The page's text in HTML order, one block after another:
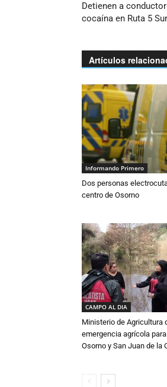
Detienen a
cocaína en Ruta 5 Sur
Artículos
Informando Primero
Dos personas
centro de Osorno
CAMPO AL DIA
Ministerio de Agricultura
emergencia agrícola
Osorno y San Juan de la